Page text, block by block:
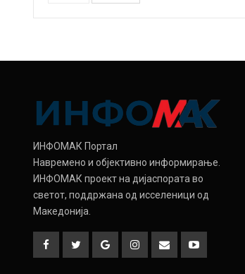
ИНФОМАК Портал
Навремено и објективно информирање.
ИНФОМАК проект на дијаспората во
светот, поддржана од исселеници од
Македонија.